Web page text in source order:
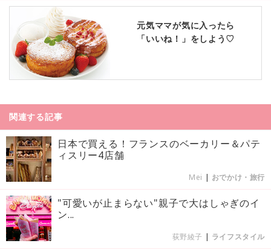
元気ママが気に入ったら
「いいね！」をしよう♡
関連する記事
日本で買える！フランスのベーカリー＆パテ
ィスリー4店舗
Mei | おでかけ・旅行
"可愛いが止まらない"親子で大はしゃぎのイ
ン...
荻野綾子 | ライフスタイル